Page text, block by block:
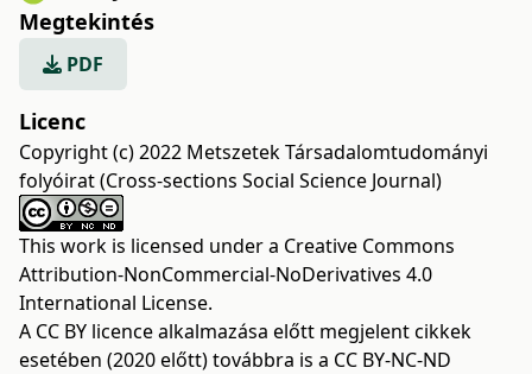
Megtekintés
PDF
Licenc
Copyright (c) 2022 Metszetek Társadalomtudományi
folyóirat (Cross-sections Social Science Journal)
This work is licensed under a Creative Commons
Attribution-NonCommercial-NoDerivatives 4.0
International License.
A CC BY licence alkalmazása előtt megjelent cikkek
esetében (2020 előtt) továbbra is a CC BY-NC-ND